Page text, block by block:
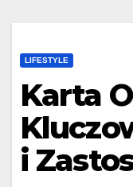
LIFESTYLE
Karta
i